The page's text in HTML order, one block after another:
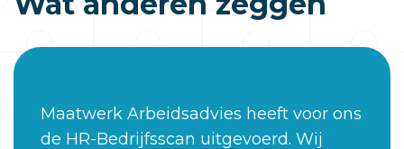
Maatwerk Arbeidsadvies heeft voor ons
de HR-Bedrijfsscan uitgevoerd. Wij